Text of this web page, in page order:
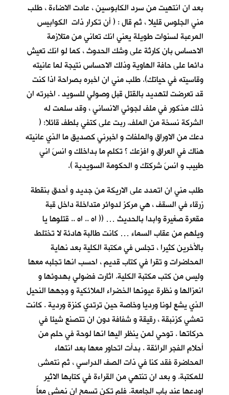
بعد ان انتهيت من سرد الكابوسين ، عادت الاضاءة ، طلب
مني الجلوس قليلا ، ثم قال : ( أن تكرار ذات الكوابيس
المرعبة لسنوات طويلة يعني انك تعاني من متلازمة
الاحساس بان كارثة على وشك الحدوث ، كما لو انك تعيش
دائما على حافة الهاوية وذلك الاحساس نتيجة لما عانيته
وقاسيته في حياتك). طلب مني ان اخبره بصراحة اذا كنت
قد تعرضت لتهديد بالقتل قبل وصولي للسويد . اخبرته ان
ذلك مذكور في ملف لجوئي الانساني ، وقد سلمت له
الشركة نسخة من الملف. ربت على كتفي بلطف قائلا: (
دعك من الاوراق والملفات و اخبرني كصديق ما الذي عانيته
هناك في العراق و افزعك ؟ تكلم ما بداخلك و انسَ اني
طبيب و انسَ شركتك و الحكومة السويدية ).
طلب مني ان اتمدد على الاريكة من جديد و أحدق بنقطة
زرقاء في السقف ، هي مركز لدوائر متداخلة داخل قبة
مقعرة صغيرة وابدا بالحديث … (( اه .. اه .. قتلوها يا
ويلهم من عقاب السماء … كانت طالبة هادئة لا تختلط
بالأخرين كثيرا ، تجلس في مكتبة الكلية بعد نهاية
المحاضرات و تقرا في كتاب قديم ، احسب انها تجلبه معها
وليس من كتب مكتبة الكلية. اثارت فضولي بهدوئها و
انعزالها و نظرة عيونها الخضراء الملائكية و وجهها النحيل
الذي يشع لونا ورديا وخاصة حين ترتدي كنزة وردية . كانت
تمشي كزنبقة ، رقيقة و شفافة دون ان تتصنع شيئا في
حركاتها . توحي لمن ينظر اليها انها لوحة في حلم من
أحلام الفجر الرائقة . بدأت اتحاور معها بعد انتهاء
المحاضرة فقد كنا في ذات الصف الدراسي ، ثم نتمشى
للمكتبة. و بعد ان تنتهي من القراءة في كتابها الاثير
اودعها عند باب الجامعة. فلم تكن تسمح ان نمشي معاً